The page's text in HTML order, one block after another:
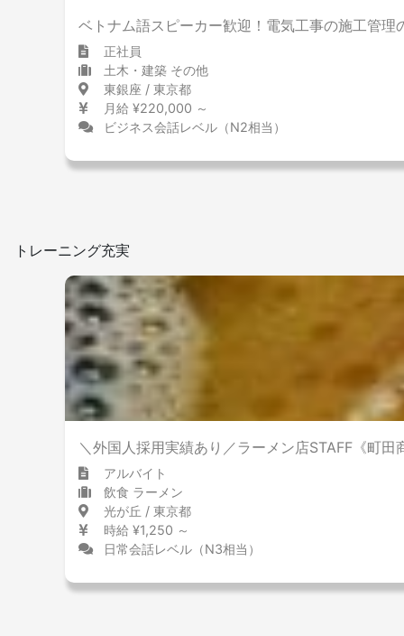
ベトナム語スピーカー歓迎！電気工事の施工管
正社員
土木・建築 その他
東銀座 / 東京都
月給 ¥220,000 ～
ビジネス会話レベル（N2相当）
トレーニング充実
＼外国人採用実績あり／ラーメン店STAFF《町
アルバイト
飲食 ラーメン
光が丘 / 東京都
時給 ¥1,250 ～
日常会話レベル（N3相当）